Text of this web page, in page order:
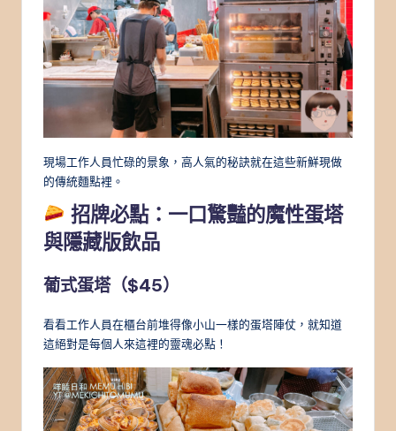
現場工作人員忙碌的景象，高人氣的秘訣就在這些新鮮現做
的傳統麵點裡。
招牌必點：一口驚豔的魔性蛋塔
與隱藏版飲品
葡式蛋塔（$45）
看看工作人員在櫃台前堆得像小山一樣的蛋塔陣仗，就知道
這絕對是每個人來這裡的靈魂必點！